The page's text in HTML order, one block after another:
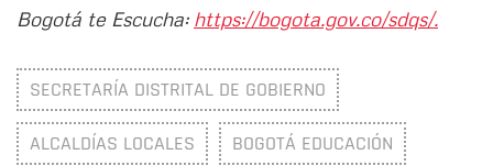
Bogotá te Escucha: https://bogota.gov.co/sdqs/.
SECRETARÍA DISTRITAL DE GOBIERNO
ALCALDÍAS LOCALES BOGOTÁ EDUCACIÓN